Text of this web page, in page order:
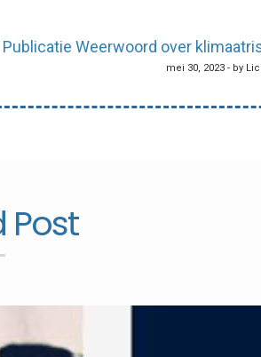
Publicatie Weerwoord over
mei 30, 2023 - by
Post